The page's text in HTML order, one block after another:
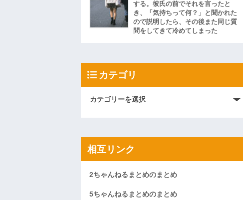
する。彼氏の前でそれを言ったと
き、「気持ちって何？」と聞かれた
ので説明したら、その後また同じ質
問をしてきて冷めてしまった
カテゴリ
相互リンク
2ちゃんねるまとめのまとめ
5ちゃんねるまとめのまとめ